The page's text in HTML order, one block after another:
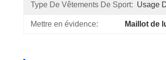
Type De Vêtements De Sport: Usage
Mettre en évidence: Maillot de